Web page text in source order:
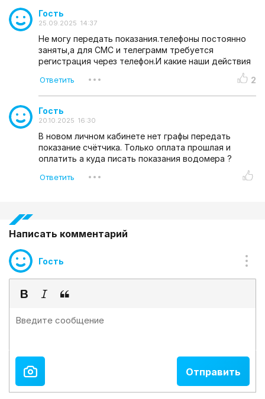
Гость
25.09.2025 14:37
Не могу передать показания.телефоны постоянно
заняты,а для СМС и телеграмм требуется
регистрация через телефон.И какие наши действия
2
Гость
20.10.2025 16:30
В новом личном кабинете нет графы передать
показание счётчика. Только оплата прошлая и
оплатить а куда писать показания водомера ?
Написать комментарий
Гость